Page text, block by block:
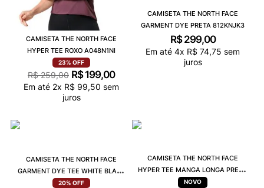
CAMISETA THE NORTH FACE
HYPER TEE ROXO A048N1NI
23% OFF
R$ 259,00 R$ 199,00
Em até 2x R$ 99,50 sem
juros
CAMISETA THE NORTH FACE
GARMENT DYE PRETA 812KNJK3
R$ 299,00
Em até 4x R$ 74,75 sem
juros
CAMISETA THE NORTH FACE
GARMENT DYE TEE WHITE BLACK
812KNLA9
20% OFF
CAMISETA THE NORTH FACE
HYPER TEE MANGA LONGA PRETO
A047NJK3